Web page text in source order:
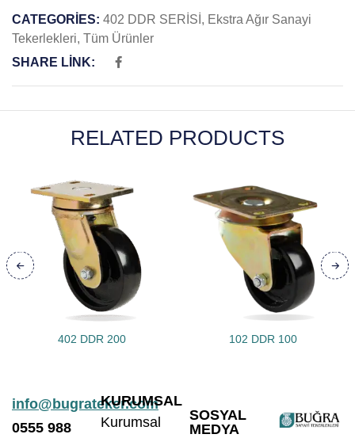
CATEGORIES: 402 DDR SERİSİ , Ekstra Ağır Sanayi
Tekerlekleri, Tüm Ürünler
SHARE LINK:
RELATED PRODUCTS
402 DDR 200 102 DDR 100
info@bugrateker.com
0555 988
KURUMSAL
Kurumsal
SOSYAL
MEDYA